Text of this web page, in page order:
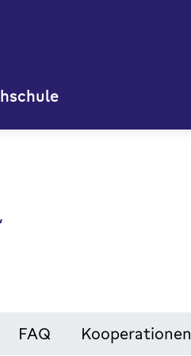
FAQ Kooperationen